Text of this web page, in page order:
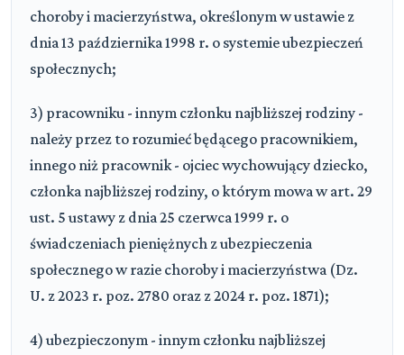
choroby i macierzyństwa, określonym w ustawie z
dnia 13 października 1998 r. o systemie ubezpieczeń
społecznych;
3) pracowniku - innym członku najbliższej rodziny -
należy przez to rozumieć będącego pracownikiem,
innego niż pracownik - ojciec wychowujący dziecko,
członka najbliższej rodziny, o którym mowa w art. 29
ust. 5 ustawy z dnia 25 czerwca 1999 r. o
świadczeniach pieniężnych z ubezpieczenia
społecznego w razie choroby i macierzyństwa (Dz.
U. z 2023 r. poz. 2780 oraz z 2024 r. poz. 1871);
4) ubezpieczonym - innym członku najbliższej